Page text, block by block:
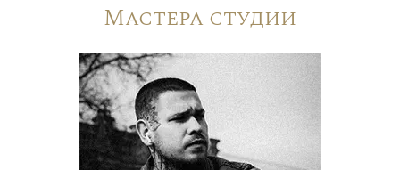
Мастера студии